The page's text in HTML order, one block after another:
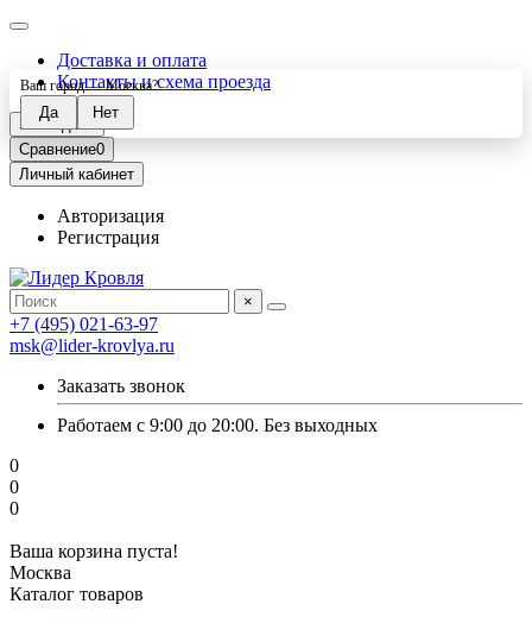
Доставка и оплата
Контакты и схема проезда
Закладки0
Сравнение0
Личный кабинет
Авторизация
Регистрация
×
+7 (495) 021-63-97
msk@lider-krovlya.ru
Заказать звонок
Работаем с 9:00 до 20:00. Без выходных
0
0
0
Ваша корзина пуста!
Москва
Ваш город —Москва?
Каталог товаров